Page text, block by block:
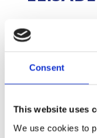
Consent
This website uses
We use cookies to
Radio
di pièce teatrali